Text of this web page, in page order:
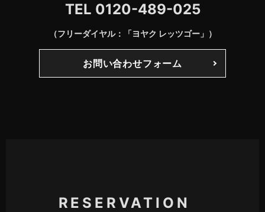
TEL 0120-489-025
（フリーダイヤル：「ヨヤク レッツゴー」）
お問い合わせフォーム
RESERVATION